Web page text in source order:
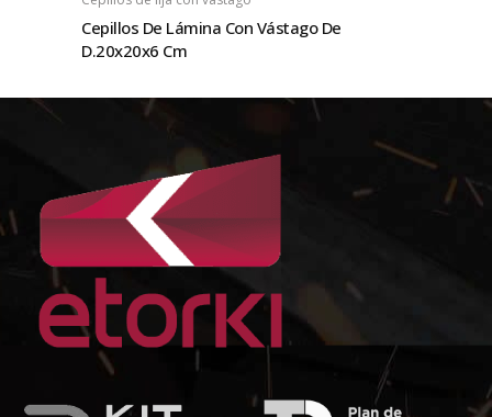
Cepillos De Lámina Con Vástago De
D.20x20x6 Cm